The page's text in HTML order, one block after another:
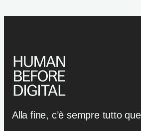
Alla fine, c’è sempre tutto